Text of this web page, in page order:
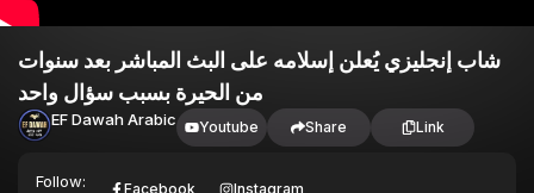
شاب إنجليزي يُعلن إسلامه على البث المباشر بعد سنوات
من الحيرة بسبب سؤال واحد
EF Dawah Arabic Youtube Share Link
Follow: Facebook Instagram